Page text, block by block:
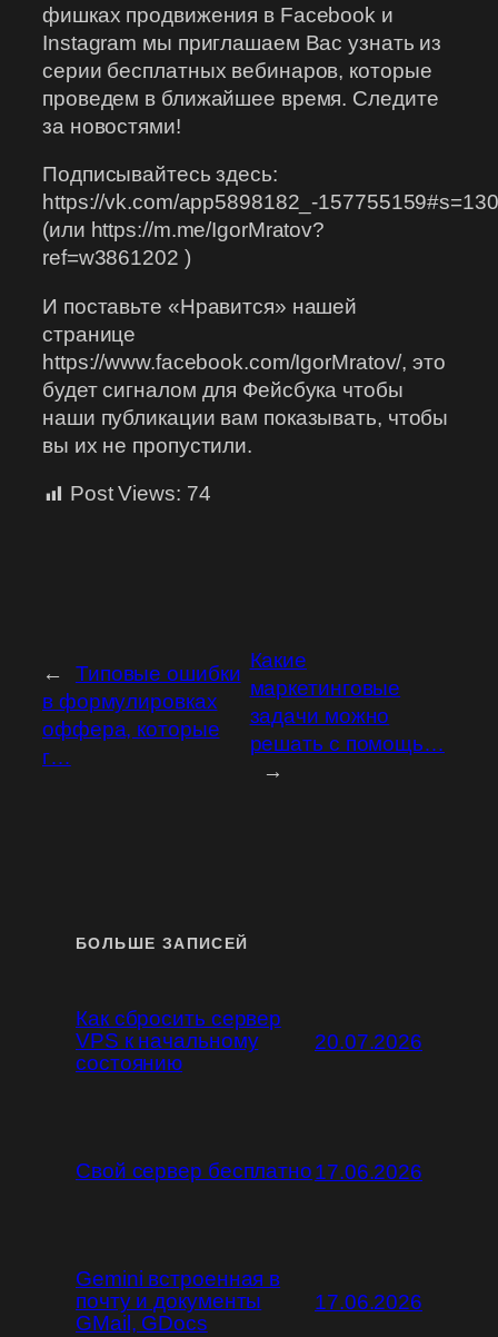
фишках продвижения в Facebook и
Instagram мы приглашаем Вас узнать из
серии бесплатных вебинаров, которые
проведем в ближайшее время. Следите
за новостями!
Подписывайтесь здесь:
https://vk.com/app5898182_-
(или https://m.me/IgorMratov?
ref=w3861202 )
И поставьте «Нравится» нашей
странице
https://www.facebook.com/IgorMratov/, это
будет сигналом для Фейсбука чтобы
наши публикации вам показывать, чтобы
вы их не пропустили.
Post Views: 74
←
Типовые ошибки
в формулировках
оффера, которые
г…
Какие
маркетинговые
задачи можно
решать с помощь…
→
БОЛЬШЕ ЗАПИСЕЙ
Как сбросить сервер
VPS к начальному
состоянию
20.07.2026
Свой сервер бесплатно17.06.2026
Gemini встроенная в
почту и документы
GMail, GDocs
17.06.2026